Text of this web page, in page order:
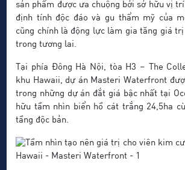
sản phẩm được ưa chuộng bởi sở hữu vị
định tính độc đáo và gu thẩm mỹ của
cũng chính là động lực làm gia tăng giá
trong tương lai.
Tại phía Đông Hà Nội, tòa H3 – The
khu Hawaii, dự án Masteri Waterfront
trong những dự án đắt giá bậc nhất tại
hữu tầm nhìn biển hồ cát trắng 24,5ha
tầng độc bản.